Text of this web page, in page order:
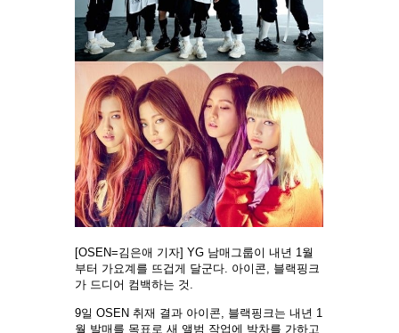
[OSEN=김은애 기자] YG 남매그룹이 내년 1월
부터 가요계를 뜨겁게 달군다. 아이콘, 블랙핑크
가 드디어 컴백하는 것.
9일 OSEN 취재 결과 아이콘, 블랙핑크는 내년 1
월 발매를 목표로 새 앨범 작업에 박차를 가하고